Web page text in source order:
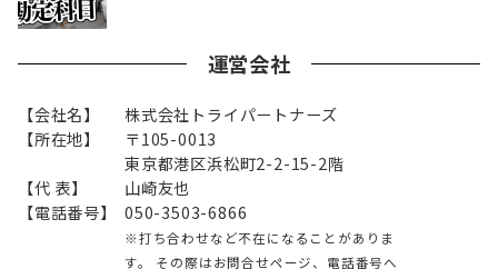
運営会社
【会社名】
株式会社トライパートナーズ
【所在地】
〒105-0013
東京都港区浜松町2-2-15-2階
【代 表】
山崎友也
【電話番号】
050-3503-6866
※打ち合わせなど不在になることがありま
す。 その際はお問合せページ、電話番号へ